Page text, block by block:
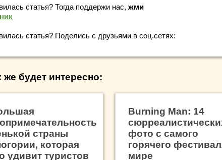
статья? Тогда поддержи нас, жми
статья? Поделись с друзьями в соц.сетях:
же будет интересно:
страны
которая
удивит туристов
Burning Man: 14
фото с самого
горячего
мире